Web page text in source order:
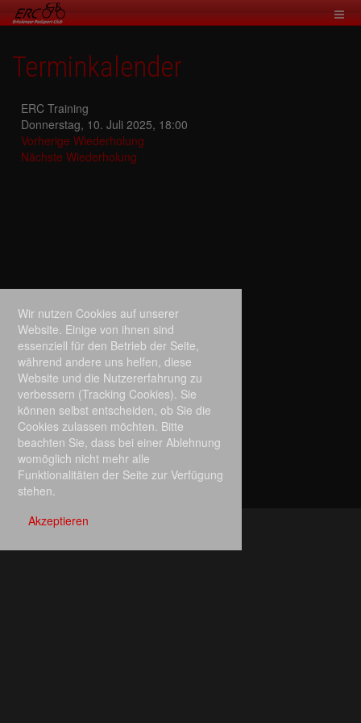
Terminkalender
ERC Training
Donnerstag, 10. Juli 2025, 18:00
Vorherige Wiederholung
Nächste Wiederholung
Wir nutzen Cookies auf unserer
Website. Einige von ihnen sind
essenziell für den Betrieb der Seite,
während andere uns helfen, diese
Website und die Nutzererfahrung zu
verbessern (Tracking Cookies). Sie
können selbst entscheiden, ob Sie die
Cookies zulassen möchten. Bitte
beachten Sie, dass bei einer Ablehnung
womöglich nicht mehr alle
Funktionalitäten der Seite zur Verfügung
stehen.
Akzeptieren